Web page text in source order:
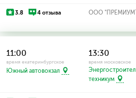
3.8 4 отзыва ООО
11:00
время екатеринбургское
Южный автовокзал
13:30
время московское
техникум